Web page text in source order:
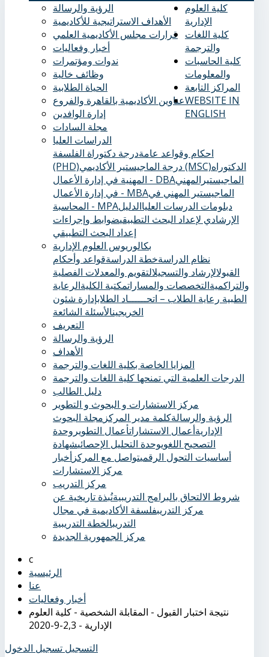
الرؤية والرسالة
الأهداف الاستراتيجية للأكاديمية
قرارات مجلس الأكاديمية العلمي
أخبار وفعاليات
ندوات ومؤتمرات
وظائف خالية
الحياة الطلابية
عناوين الأكاديمية بالقاهرة والفروع
إدارة الوافدين
كلية العلوم
الإدارية
مجلة السادات
الدراسات العليا
احكام وقواعد عامةدرجة دكتوراة الفلسفة
(PHD)
درجة الماجيستير الأكاديمي (MSC)الدكتوراه
المهنية في إدارة الأعمال - DBAالماجيستيرالمهني
في إدارة الأعمال - MBAالماجيستير المهني في
المحاسبة - MPA
دبلومات الدرسات العلياالدليل
الإرشادي لإعداد البحث التطبيقيضوابط وإجراءات
إعداد البحث التطبيقي
بكالوريوس العلوم الإدارية
نظام الدراسةخطة الدراسةقواعد وأحكام
القبولالإرشاد والتسجيلالتقويم والمعدلات الفصلية
والتراكميةالتخصصات والمساراتمكتبة الكليةالرعاية
الطبية ‏ رعاية الطلاب – اتحــــــاد الطلابإدارة شئون
الخريجينالأسئلة الشائعة
كلية اللغات
والترجمة
التعريف
الرؤية والرسالة
الأهداف
المزايا الخاصة بكلية اللغات والترجمة
الدرجات العلمية التي تمنحها كلية اللغات والترجمة
دليل الطالب
كلية الحاسبات
والمعلومات
المراكز التابعة
مركز الاستشارات و البحوث و التطوير
الرؤية والرسالةكلمة مدير المركز مجلة البحوث
الإداريةأعمال الاستشاراتأعمال التطوير وحدة
التصحيح اللغويوحدة التحليل الإحصائيشهادة
أساسيات التحول الرقميتواصل مع المركزأخبار
مركز الاستشارات
مركز التدريب
شروط الالتحاق بالبرامج التدريبيةنُبذة تاريخية عن
مركز التدريبفلسفة الأكاديمية في مجال
التدريبالخطة التدريبية
مركز الجمهورية الجديدة
WEBSITE IN
ENGLISH
الرئيسية
عنا
أخبار وفعاليات
نتيجة اختبار القبول - المقابلة الشخصية - كلية العلوم
الإدارية - 2,3-9-2020
التسجيل تسجيل الدخول